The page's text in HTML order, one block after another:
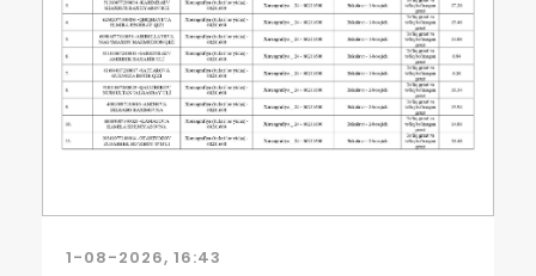
1-08-2026, 16:43